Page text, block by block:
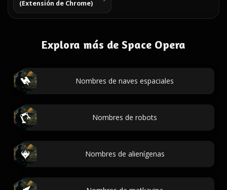
(Extensión de Chrome)
Explora más de Space Opera
Nombres de naves espaciales
Nombres de robots
Nombres de alienígenas